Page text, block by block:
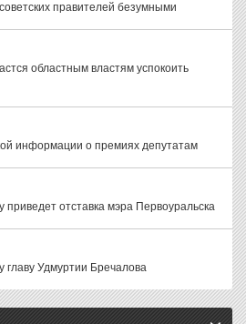
правителей безумными
областным властям успокоить
информации о премиях депутатам
приведет отставка мэра Первоуральска
главу Удмуртии Бречалова